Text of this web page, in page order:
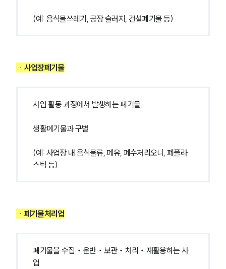
(예: 음식물쓰레기, 공장 슬러지, 건설폐기물 등)
ㆍ 사업장폐기물
사업 활동 과정에서 발생하는 폐기물
생활폐기물과 구별
(예: 사업장 내 음식물류, 폐유, 폐수처리오니, 폐플라
스틱 등)
ㆍ 폐기물처리업
폐기물을 수집‧운반‧보관‧처리‧재활용하는 사
업